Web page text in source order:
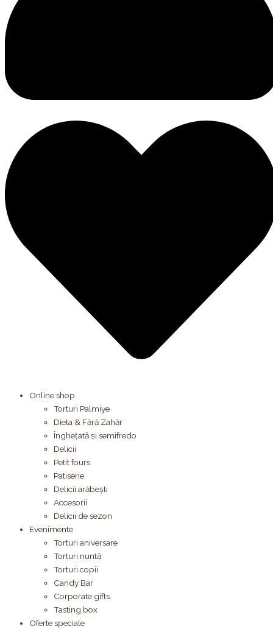
Online shop
Torturi Palmiye
Dieta & Fără Zahăr
Înghețată și semifredo
Delicii
Petit fours
Patiserie
Delicii arăbești
Accesorii
Delicii de sezon
Evenimente
Torturi aniversare
Torturi nuntă
Torturi copii
Candy Bar
Corporate gifts
Tasting box
Oferte speciale